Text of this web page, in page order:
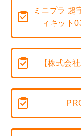
ミニプラ 超
ィキット
【株式会